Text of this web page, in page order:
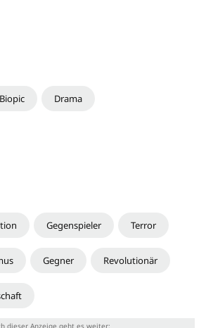
Biopic Drama
Gegenspieler Terror
Gegner Revolutionär